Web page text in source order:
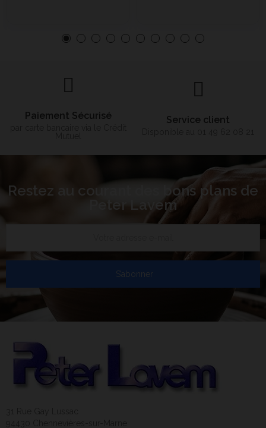
Paiement Sécurisé Service client
Restez au courant des bons plans de
Peter Lavem
S’abonner